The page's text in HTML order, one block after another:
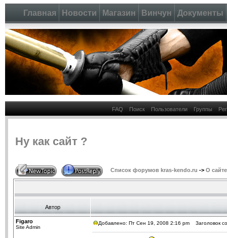
Главная Новости Магазин Винчун Документы
FAQ Поиск Пользователи Группы
Ну как сайт ?
Список форумов kras-kendo.ru -> О сайте
Автор
Figaro
Site Admin
Добавлено: Пт Сен 19, 2008 2:16 pm Заголовок